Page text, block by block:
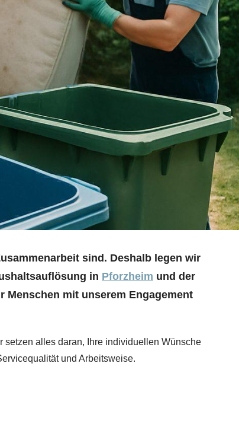
sind. Deshalb legen wir
in Pforzheim und der
Menschen mit unserem Engagement
setzen alles daran, Ihre individuellen Wünsche
und Arbeitsweise.